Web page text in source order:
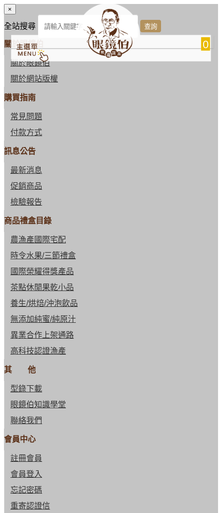
0
×
全站搜尋
關於眼鏡伯
關於眼鏡伯
關於網站版權
購買指南
常見問題
付款方式
訊息公告
最新消息
促銷商品
檢驗報告
商品禮盒目錄
農漁產國際宅配
時令水果/三節禮盒
國際榮耀得獎產品
茶點休閒果乾小品
養生/烘焙/沖泡飲品
無添加純蜜/純原汁
異業合作上架通路
高科技認證漁產
其 他
型錄下載
眼鏡伯知識學堂
聯絡我們
會員中心
註冊會員
會員登入
忘記密碼
重寄認證信